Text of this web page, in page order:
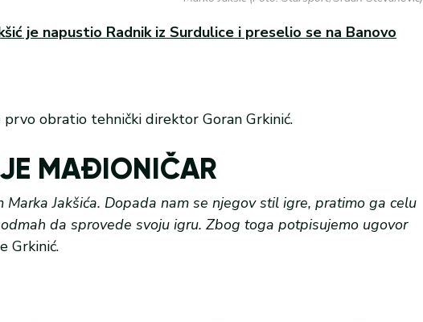
je napustio Radnik iz Surdulice i preselio se na Banovo
prvo obratio tehnički direktor Goran Grkinić.
MAĐIONIČAR
Jakšića. Dopada nam se njegov stil igre, pratimo ga celu
da sprovede svoju igru. Zbog toga potpisujemo ugovor
Grkinić.